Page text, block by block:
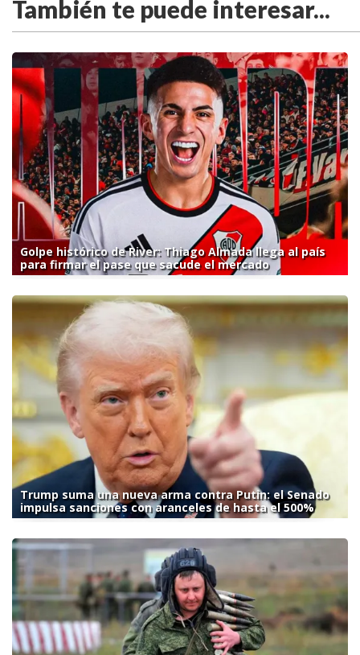
También te puede interesar...
Golpe histórico de River: Thiago Almada llega al país
para firmar el pase que sacude el mercado
Trump suma una nueva arma contra Putin: el Senado
impulsa sanciones con aranceles de hasta el 500%